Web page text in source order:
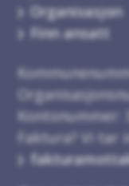
Organisasjon
Finn ansatt
Kontonummer:
Faktura? Vi tar